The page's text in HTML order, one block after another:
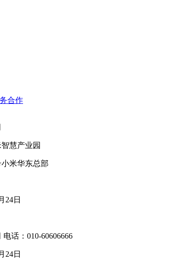
合作
慧产业园
米华东总部
24日
话：010-60606666
24日